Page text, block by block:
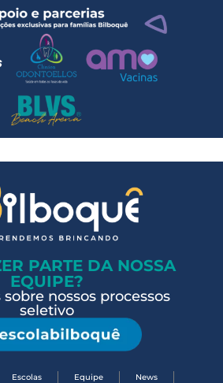
PARTE DA NOSSA
EQUIPE?
nossos processos
seletivo
Escolas Equipe News